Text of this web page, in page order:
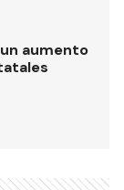
aumento